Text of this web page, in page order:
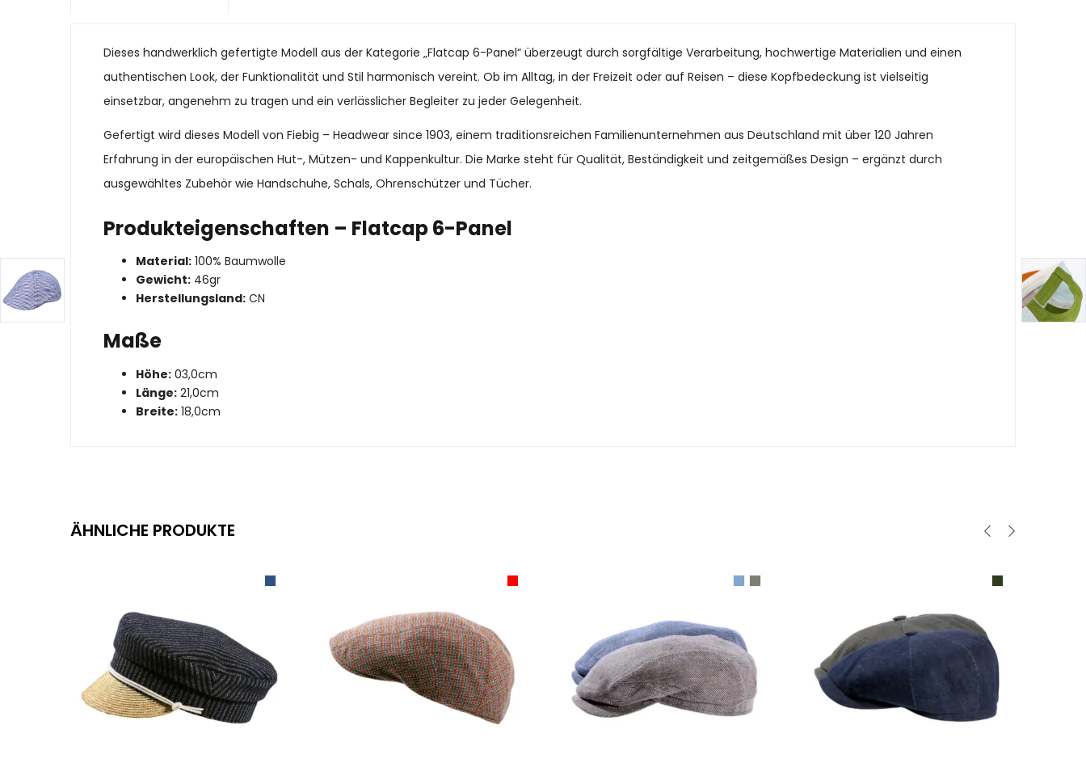
Dieses handwerklich gefertigte Modell aus der Kategorie „Flatcap 6-Panel“ überzeugt durch sorgfältige Verarbeitung, hochwertige Materialien und einen
authentischen Look, der Funktionalität und Stil harmonisch vereint. Ob im Alltag, in der Freizeit oder auf Reisen – diese Kopfbedeckung ist vielseitig
einsetzbar, angenehm zu tragen und ein verlässlicher Begleiter zu jeder Gelegenheit.
Gefertigt wird dieses Modell von Fiebig – Headwear since 1903, einem traditionsreichen Familienunternehmen aus Deutschland mit über 120 Jahren
Erfahrung in der europäischen Hut-, Mützen- und Kappenkultur. Die Marke steht für Qualität, Beständigkeit und zeitgemäßes Design – ergänzt durch
ausgewähltes Zubehör wie Handschuhe, Schals, Ohrenschützer und Tücher.
Produkteigenschaften – Flatcap 6-Panel
Material: 100% Baumwolle
Gewicht: 46gr
Herstellungsland: CN
Maße
Höhe: 03,0cm
Länge: 21,0cm
Breite: 18,0cm
ÄHNLICHE PRODUKTE